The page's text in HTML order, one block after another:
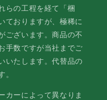
らの工程を経て「梱
ておりますが、極稀に
ございます。商品の不
手数ですが当社までご
いたします。代替品の
。
カーによって異なりま